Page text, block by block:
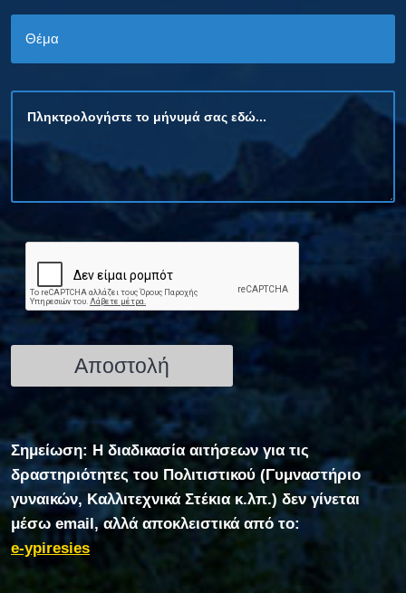
Σημείωση: Η διαδικασία αιτήσεων για τις
δραστηριότητες του Πολιτιστικού (Γυμναστήριο
γυναικών, Καλλιτεχνικά Στέκια κ.λπ.) δεν γίνεται
μέσω email, αλλά αποκλειστικά από το:
e-ypiresies